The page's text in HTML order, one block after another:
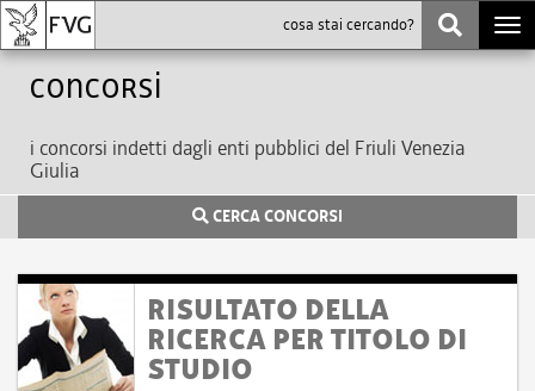
Concorsi
i concorsi indetti dagli enti pubblici del Friuli Venezia
Giulia
CERCA CONCORSI
RISULTATO DELLA
RICERCA PER TITOLO DI
STUDIO